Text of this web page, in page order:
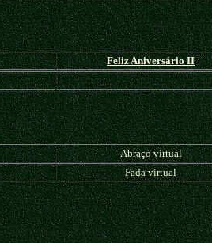
Feliz Aniversário II
Abraço virtual
Fada virtual